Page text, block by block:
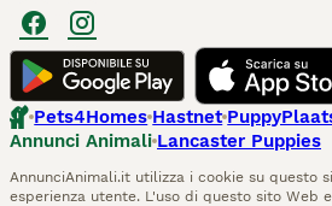
Pets4Homes Hastnet
Annunci Animali Lancaster Puppies
AnnunciAnimali.it utilizza i cookie su questo
esperienza utente. L'uso di questo sito Web